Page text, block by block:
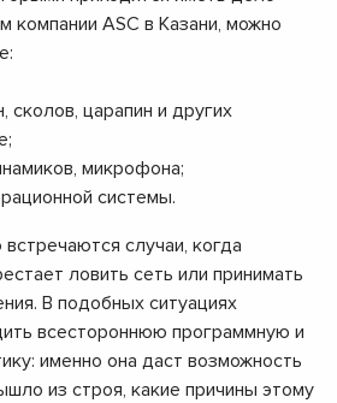
компании ASC в Казани, можно
сколов, царапин и других
микрофона;
системы.
случаи, когда
ловить сеть или принимать
В подобных ситуациях
всестороннюю программную и
именно она даст возможность
из строя, какие причины этому